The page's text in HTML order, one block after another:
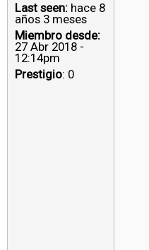
Last seen: hace 8
años 3 meses
Miembro desde:
27 Abr 2018 -
12:14pm
Prestigio: 0